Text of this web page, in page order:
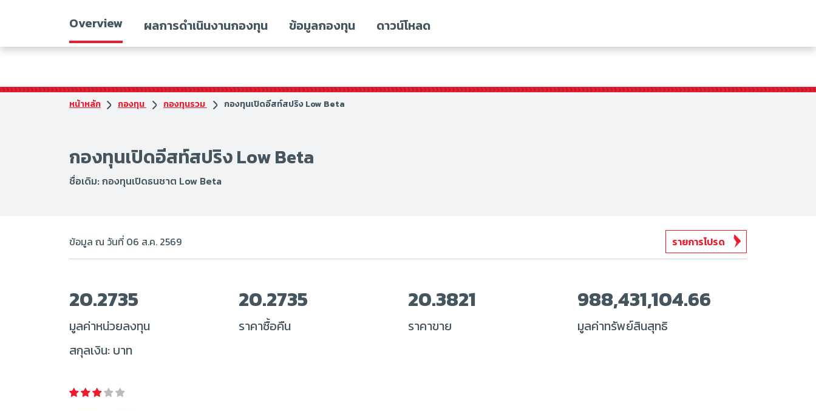
หน้าหลัก กองทุน กองทุนรวม กองทุนเปิดอีสท์สปริง Low Beta
กองทุนเปิดอีสท์สปริง Low Beta
ชื่อเดิม: กองทุนเปิดธนชาต Low Beta
Overview ผลการดำเนินงานกองทุน ข้อมูลกองทุน ดาวน์โหลด
ข้อมูล ณ วันที่ 06 ส.ค. 2569 รายการโปรด
20.2735
มูลค่าหน่วยลงทุน
สกุลเงิน: บาท
20.2735
ราคาซื้อคืน
20.3821
ราคาขาย
988,431,104.66
มูลค่าทรัพย์สินสุทธิ